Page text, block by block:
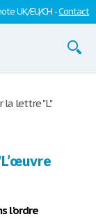
UK/EU/CH -Contact
lettre "L"
l'ordre